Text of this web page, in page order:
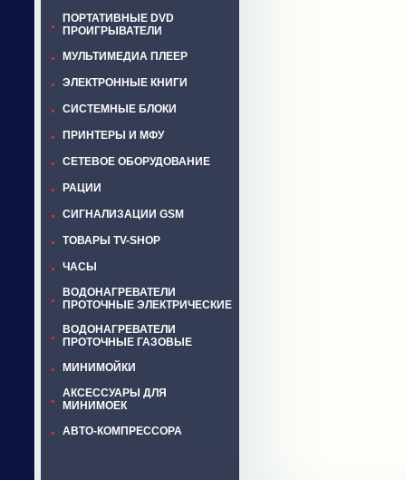
ПОРТАТИВНЫЕ DVD
ПРОИГРЫВАТЕЛИ
МУЛЬТИМЕДИА ПЛЕЕР
ЭЛЕКТРОННЫЕ КНИГИ
СИСТЕМНЫЕ БЛОКИ
ПРИНТЕРЫ И МФУ
СЕТЕВОЕ ОБОРУДОВАНИЕ
РАЦИИ
СИГНАЛИЗАЦИИ GSM
ТОВАРЫ TV-SHOP
ЧАСЫ
ВОДОНАГРЕВАТЕЛИ
ПРОТОЧНЫЕ ЭЛЕКТРИЧЕСКИЕ
ВОДОНАГРЕВАТЕЛИ
ПРОТОЧНЫЕ ГАЗОВЫЕ
МИНИМОЙКИ
АКСЕССУАРЫ ДЛЯ
МИНИМОЕК
АВТО-КОМПРЕССОРА